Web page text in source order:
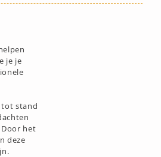
je je
tot stand
het
deze